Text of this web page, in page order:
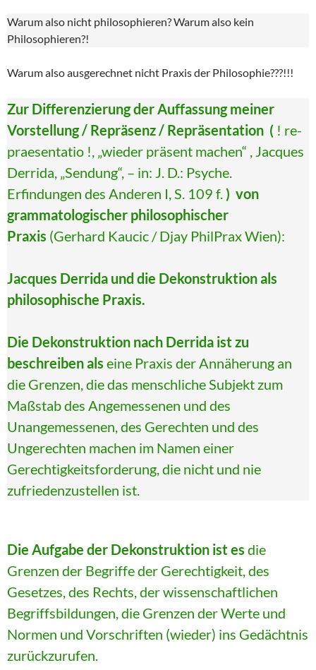
Warum also nicht philosophieren? Warum also kein
Philosophieren?!
Warum also ausgerechnet nicht Praxis der Philosophie???!!!
Zur Differenzierung der Auffassung meiner
Vorstellung / Repräsenz / Repräsentation ( ! re-
praesentatio !, „wieder präsent machen“ , Jacques
Derrida, „Sendung“, – in: J. D.: Psyche.
Erfindungen des Anderen I, S. 109 f.) von
grammatologischer philosophischer
Praxis (Gerhard Kaucic / Djay PhilPrax Wien):
Jacques Derrida und die Dekonstruktion als
philosophische Praxis.
Die Dekonstruktion nach Derrida ist zu
beschreiben als eine Praxis der Annäherung an
die Grenzen, die das menschliche Subjekt zum
Maßstab des Angemessenen und des
Unangemessenen, des Gerechten und des
Ungerechten machen im Namen einer
Gerechtigkeitsforderung, die nicht und nie
zufriedenzustellen ist.
Die Aufgabe der Dekonstruktion ist es die
Grenzen der Begriffe der Gerechtigkeit, des
Gesetzes, des Rechts, der wissenschaftlichen
Begriffsbildungen, die Grenzen der Werte und
Normen und Vorschriften (wieder) ins Gedächtnis
zurückzurufen.